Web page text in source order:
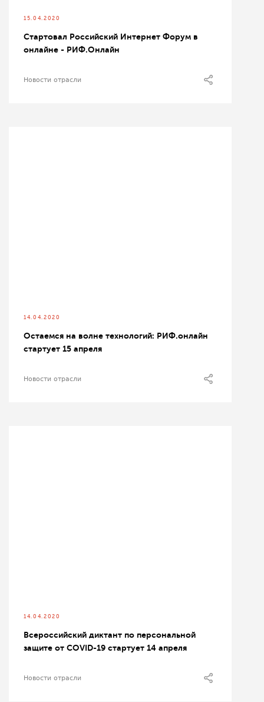
15.04.2020
Стартовал Российский Интернет Форум в
онлайне - РИФ.Онлайн
Новости отрасли
14.04.2020
Остаемся на волне технологий: РИФ.онлайн
стартует 15 апреля
Новости отрасли
14.04.2020
Всероссийский диктант по персональной
защите от COVID-19 стартует 14 апреля
Новости отрасли